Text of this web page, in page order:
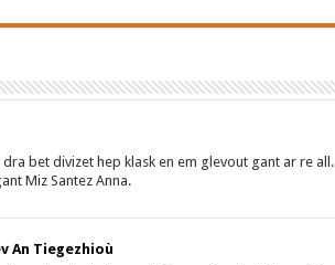
dra bet divizet hep klask en em glevout gant ar re all.
Miz Santez Anna.
An Tiegezhioù